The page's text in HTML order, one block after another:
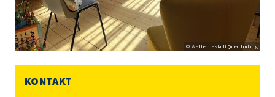
© Welterbestadt Quedlinburg
KONTAKT